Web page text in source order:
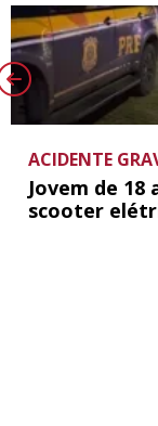
ACIDENTE
Jovem de
scooter